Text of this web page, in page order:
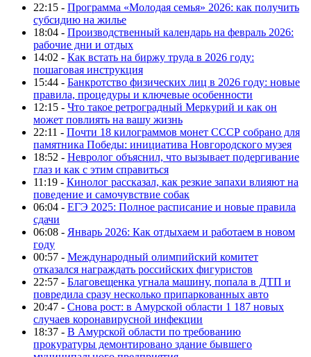
22:15 - Программа «Молодая семья» 2026: как получить
субсидию на жилье
18:04 - Производственный календарь на февраль 2026:
рабочие дни и отдых
14:02 - Как встать на биржу труда в 2026 году:
пошаговая инструкция
15:44 - Банкротство физических лиц в 2026 году: новые
правила, процедуры и ключевые особенности
12:15 - Что такое ретроградный Меркурий и как он
может повлиять на вашу жизнь
22:11 - Почти 18 килограммов монет СССР собрано для
памятника Победы: инициатива Новгородского музея
18:52 - Невролог объяснил, что вызывает подергивание
глаз и как с этим справиться
11:19 - Кинолог рассказал, как резкие запахи влияют на
поведение и самочувствие собак
06:04 - ЕГЭ 2025: Полное расписание и новые правила
сдачи
06:08 - Январь 2026: Как отдыхаем и работаем в новом
году
00:57 - Международный олимпийский комитет
отказался награждать российских фигуристов
22:57 - Благовещенка угнала машину, попала в ДТП и
повредила сразу несколько припаркованных авто
20:47 - Снова рост: в Амурской области 1 187 новых
случаев коронавирусной инфекции
18:37 - В Амурской области по требованию
прокуратуры демонтировано здание бывшего